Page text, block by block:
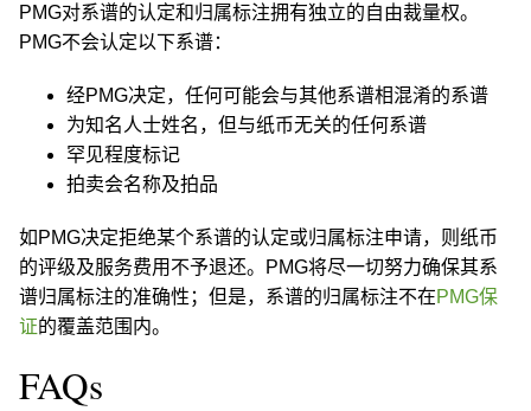
PMG对系谱的认定和归属标注拥有独立的自由裁量权。
PMG不会认定以下系谱：
经PMG决定，任何可能会与其他系谱相混淆的系谱
为知名人士姓名，但与纸币无关的任何系谱
罕见程度标记
拍卖会名称及拍品
如PMG决定拒绝某个系谱的认定或归属标注申请，则纸币
的评级及服务费用不予退还。PMG将尽一切努力确保其系
谱归属标注的准确性；但是，系谱的归属标注不在PMG保
证的覆盖范围内。
FAQs